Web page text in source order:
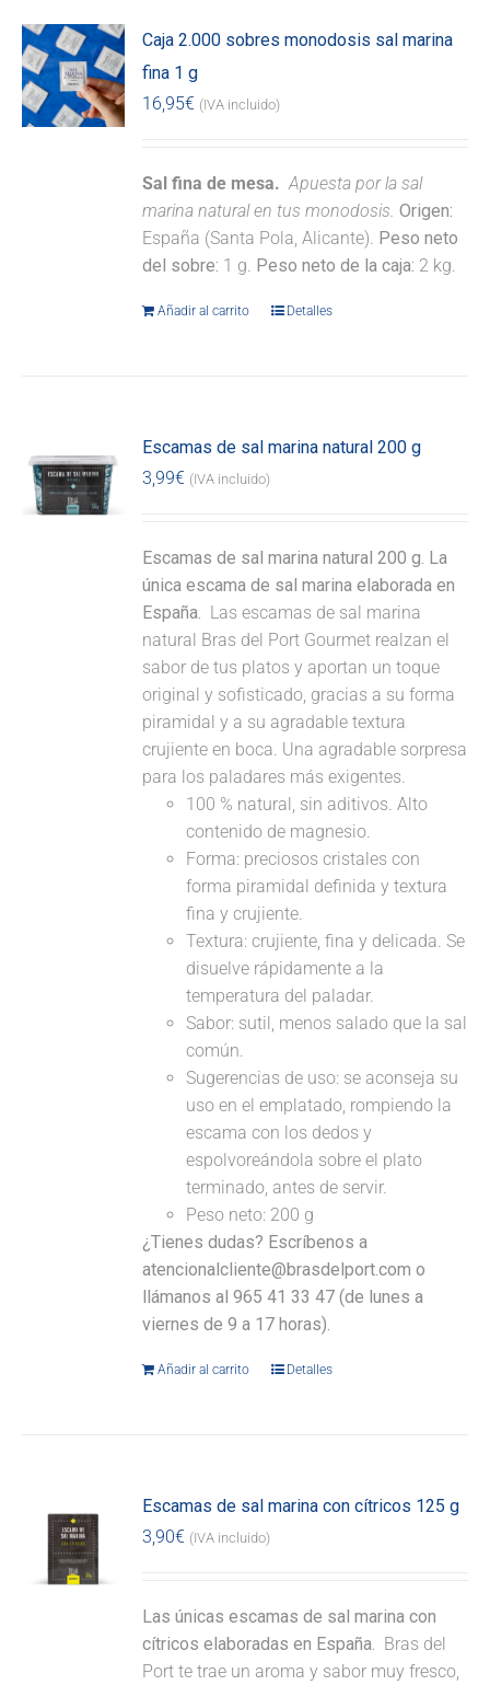
Caja 2.000 sobres monodosis sal marina
fina 1 g
16,95€ (IVA incluido)
Sal fina de mesa. Apuesta por la sal
marina natural en tus monodosis. Origen:
España (Santa Pola, Alicante). Peso neto
del sobre: 1 g. Peso neto de la caja: 2 kg.
Añadir al carrito Detalles
Escamas de sal marina natural 200 g
3,99€ (IVA incluido)
Escamas de sal marina natural 200 g. La
única escama de sal marina elaborada en
España. Las escamas de sal marina
natural Bras del Port Gourmet realzan el
sabor de tus platos y aportan un toque
original y sofisticado, gracias a su forma
piramidal y a su agradable textura
crujiente en boca. Una agradable sorpresa
para los paladares más exigentes.
100 % natural, sin aditivos. Alto
contenido de magnesio.
Forma: preciosos cristales con
forma piramidal definida y textura
fina y crujiente.
Textura: crujiente, fina y delicada. Se
disuelve rápidamente a la
temperatura del paladar.
Sabor: sutil, menos salado que la sal
común.
Sugerencias de uso: se aconseja su
uso en el emplatado, rompiendo la
escama con los dedos y
espolvoreándola sobre el plato
terminado, antes de servir.
Peso neto: 200 g
¿Tienes dudas? Escríbenos a
atencionalcliente@brasdelport.com o
llámanos al 965 41 33 47 (de lunes a
viernes de 9 a 17 horas).
Añadir al carrito Detalles
Escamas de sal marina con cítricos 125 g
3,90€ (IVA incluido)
Las únicas escamas de sal marina con
cítricos elaboradas en España. Bras del
Port te trae un aroma y sabor muy fresco,